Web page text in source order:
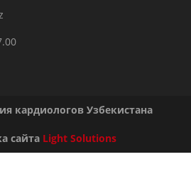
кардиологов Узбекистана
сайта Light Solutions